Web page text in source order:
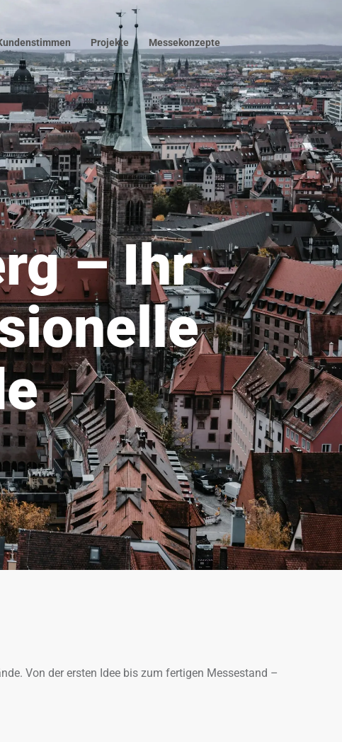
Projekte Messekonzepte
– Ihr
Von der ersten Idee bis zum fertigen Messestand –